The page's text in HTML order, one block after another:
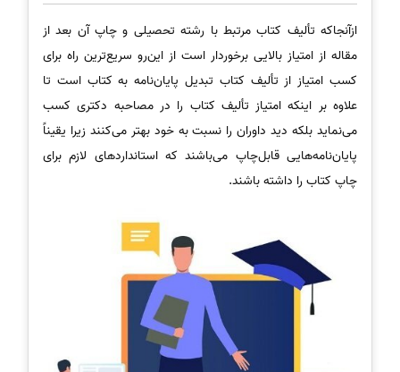
ازآنجاکه تألیف کتاب مرتبط با رشته تحصیلی و چاپ آن بعد از
مقاله از امتیاز بالایی برخوردار است از این‌رو سریع‌ترین راه برای
کسب امتیاز از تألیف کتاب تبدیل پایان‌نامه به کتاب است تا
علاوه بر اینکه امتیاز تألیف کتاب را در مصاحبه دکتری کسب
می‌نماید بلکه دید داوران را نسبت به خود بهتر می‌کنند زیرا یقیناً
پایان‌نامه‌هایی قابل‌چاپ می‌باشند که استانداردهای لازم برای
چاپ کتاب را داشته باشند.